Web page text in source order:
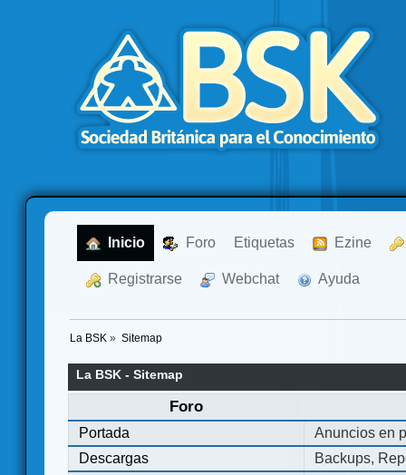
Inicio Foro Etiquetas Ezine
Registrarse Webchat Ayuda
La BSK » Sitemap
La BSK - Sitemap
Foro
Portada
Anuncios en
Descargas
Backups,